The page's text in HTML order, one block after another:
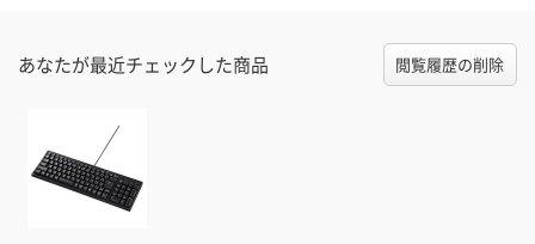
あなたが最近チェックした商品 閲覧履歴の削除